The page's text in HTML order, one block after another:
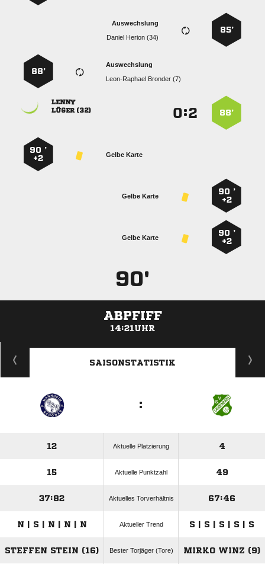
85’
Auswechslung
  
Auswechslung
  
88’
88’
:

 
Gelbe Karte
90 ’
+2
90 ’
+2
Gelbe Karte
90 ’
+2
Gelbe Karte
90'
ABPFIFF
14:21UHR
ANZEIGE
SAISONSTATISTIK
:
12 Aktuelle Platzierung 4
15 Aktuelle Punktzahl 49
37:82 Aktuelles Torverhältnis 67:46
N | S | N | N | N Aktueller Trend S | S | S | S | S
STEFFEN STEIN (16) Bester Torjäger (Tore) MIRKO WINZ (9)